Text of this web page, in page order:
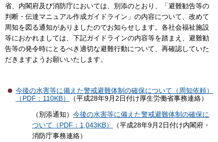
省、内閣府及び消防庁においては、別添のとおり、「避難勧告等の
判断・伝達マニュアル作成ガイドライン」の内容について、改めて
周知を図る通知がありましたのでお知らせします。各社会福祉施設
等におかれましては、下記ガイドラインの内容等を踏まえ、避難勧
告等の発令時にとるべき適切な避難行動について、再確認していた
だきますようお願いいたします。
今後の水害等に備えた警戒避難体制の確保について（周知依頼）
（PDF：110KB）
（平成28年9月2日付け厚生労働省事務連絡）
（別添通知） 今後の水害等に備えた警戒避難体制の確保に
ついて（PDF：1,043KB）
（平成28年9月2日付け内閣府・
消防庁事務連絡）